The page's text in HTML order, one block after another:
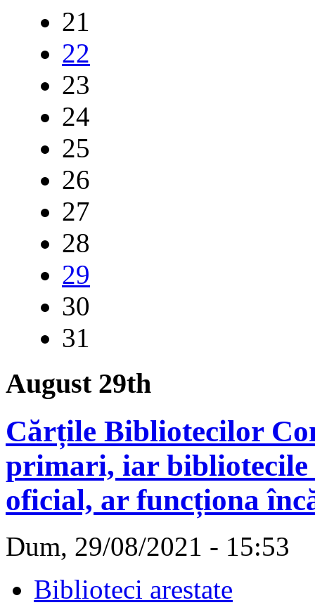
21
22
23
24
25
26
27
28
29
30
31
August 29th
Cărțile Bibliotecilor
primari, iar bibliotecile
oficial, ar funcționa
Dum, 29/08/2021 - 15:53
Biblioteci arestate